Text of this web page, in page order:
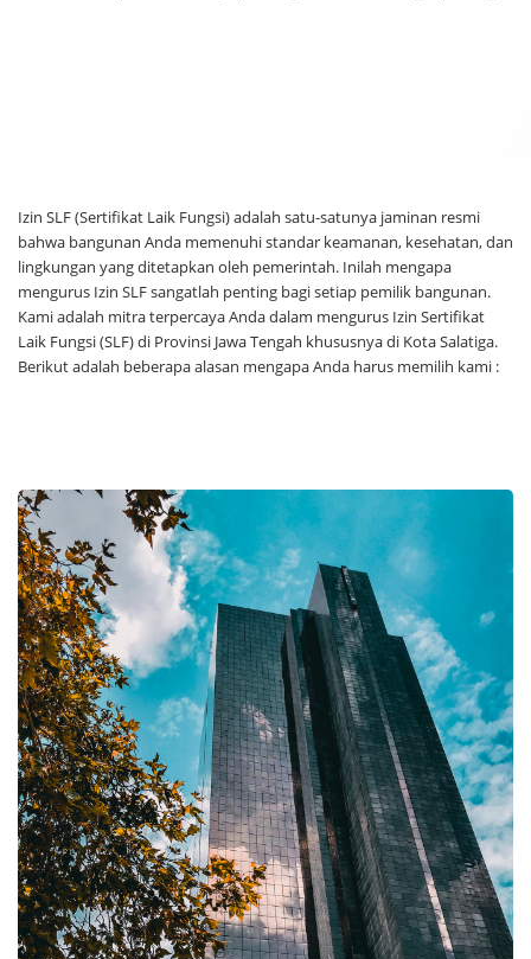
Izin SLF (Sertifikat Laik Fungsi) adalah satu-satunya jaminan resmi
bahwa bangunan Anda memenuhi standar keamanan, kesehatan, dan
lingkungan yang ditetapkan oleh pemerintah. Inilah mengapa
mengurus Izin SLF sangatlah penting bagi setiap pemilik bangunan.
Kami adalah mitra terpercaya Anda dalam mengurus Izin Sertifikat
Laik Fungsi (SLF) di Provinsi Jawa Tengah khususnya di Kota Salatiga.
Berikut adalah beberapa alasan mengapa Anda harus memilih kami :